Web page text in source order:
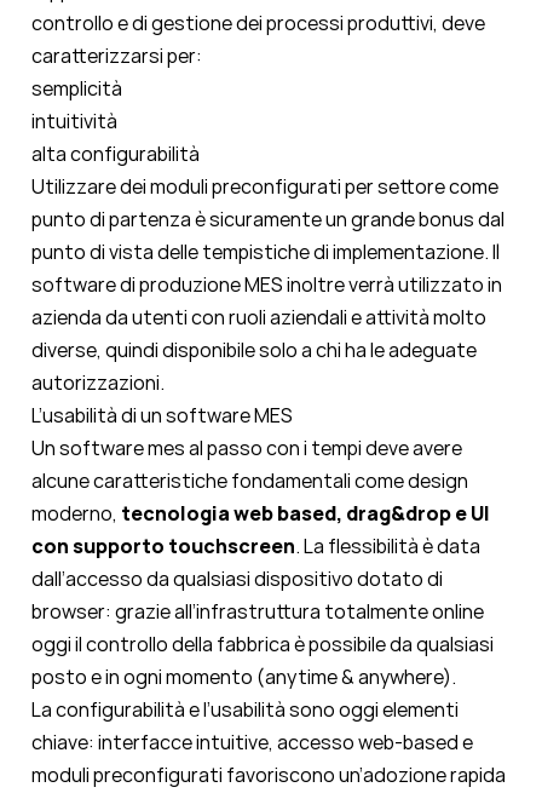
controllo e di gestione dei processi produttivi, deve
caratterizzarsi per:
semplicità
intuitività
alta configurabilità
Utilizzare dei moduli preconfigurati per settore come
punto di partenza è sicuramente un grande bonus dal
punto di vista delle tempistiche di implementazione. Il
software di produzione MES inoltre verrà utilizzato in
azienda da utenti con ruoli aziendali e attività molto
diverse, quindi disponibile solo a chi ha le adeguate
autorizzazioni.
L’usabilità di un software MES
Un software mes al passo con i tempi deve avere
alcune caratteristiche fondamentali come design
moderno, tecnologia web based, drag&drop e UI
con supporto touchscreen. La flessibilità è data
dall’accesso da qualsiasi dispositivo dotato di
browser: grazie all’infrastruttura totalmente online
oggi il controllo della fabbrica è possibile da qualsiasi
posto e in ogni momento (anytime & anywhere).
La configurabilità e l’usabilità sono oggi elementi
chiave: interfacce intuitive, accesso web-based e
moduli preconfigurati favoriscono un’adozione rapida